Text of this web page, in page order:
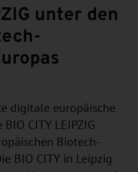
unter den
digitale europäische
CITY LEIPZIG
Biotech-
BIO CITY in Leipzig